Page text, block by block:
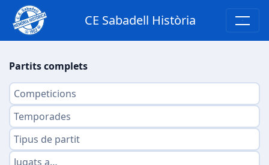
CE Sabadell Història
Partits complets